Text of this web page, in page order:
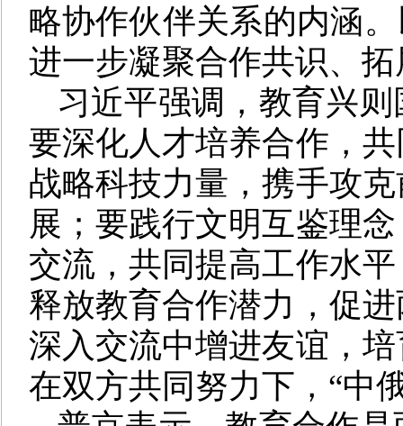
略协作伙伴关系的内涵
进一步凝聚合作共识、
习近平强调，教育兴
要深化人才培养合作，
战略科技力量，携手攻
展；要践行文明互鉴理
交流，共同提高工作水
释放教育合作潜力，促
深入交流中增进友谊，
在双方共同努力下，“中